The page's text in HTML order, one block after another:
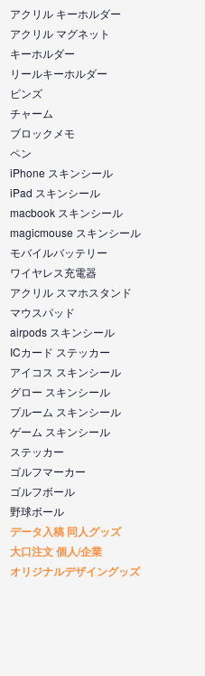
アクリル キーホルダー
アクリル マグネット
キーホルダー
リールキーホルダー
ピンズ
チャーム
ブロックメモ
ペン
iPhone スキンシール
iPad スキンシール
macbook スキンシール
magicmouse スキンシール
モバイルバッテリー
ワイヤレス充電器
アクリル スマホスタンド
マウスパッド
airpods スキンシール
ICカード ステッカー
アイコス スキンシール
グロー スキンシール
プルーム スキンシール
ゲーム スキンシール
ステッカー
ゴルフマーカー
ゴルフボール
野球ボール
データ入稿 同人グッズ
大口注文 個人/企業
オリジナルデザイングッズ